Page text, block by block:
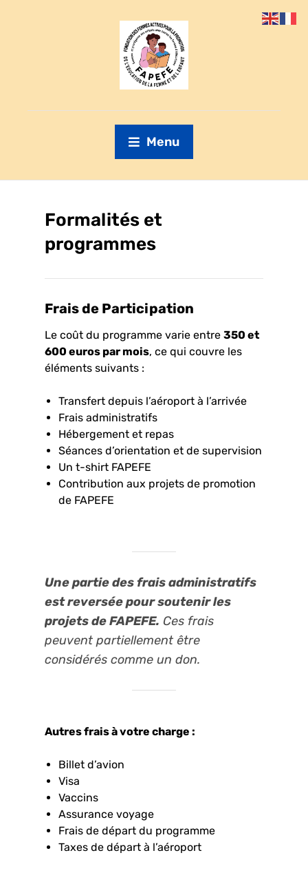
Menu
Formalités et
programmes
Frais de Participation
Le coût du programme varie entre 350 et
600 euros par mois, ce qui couvre les
éléments suivants :
Transfert depuis l’aéroport à l’arrivée
Frais administratifs
Hébergement et repas
Séances d’orientation et de supervision
Un t-shirt FAPEFE
Contribution aux projets de promotion
de FAPEFE
Une partie des frais administratifs
est reversée pour soutenir les
projets de FAPEFE. Ces frais
peuvent partiellement être
considérés comme un don.
Autres frais à votre charge :
Billet d’avion
Visa
Vaccins
Assurance voyage
Frais de départ du programme
Taxes de départ à l’aéroport